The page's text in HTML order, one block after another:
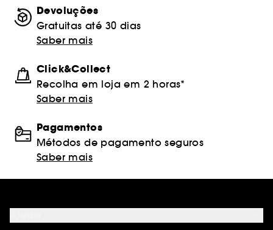
Devoluções
Gratuitas até 30 dias
Saber mais
Click&Collect
Recolha em loja em 2 horas*
Saber mais
Pagamentos
Métodos de pagamento seguros
Saber mais